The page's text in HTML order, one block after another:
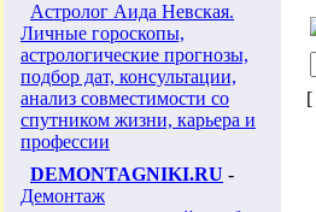
Астролог Аида Невская.
Личные гороскопы,
астрологические прогнозы,
подбор дат, консультации,
анализ совместимости со
спутником жизни, карьера и
профессии
DEMONTAGNIKI.RU -
Демонтаж
[